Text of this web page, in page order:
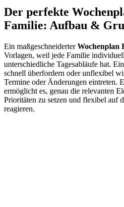
Der perfekte
Familie: Aufbau &
Ein maßgeschneiderterWochenplan
Vorlagen, weil jede Familie
unterschiedliche Tagesabläufe hat.
schnell überfordern oder unflexibel
Termine oder Änderungen eintreten.
ermöglicht es, genau die relevanten
Prioritäten zu setzen und flexibel auf
reagieren.